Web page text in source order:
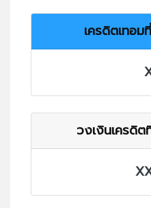
เครดิตเทอม
วงเงินเครดิต